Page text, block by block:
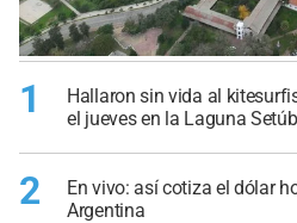
1
Hallaron sin vida al
el jueves en la Laguna
2
En vivo: así cotiza el dólar
Argentina